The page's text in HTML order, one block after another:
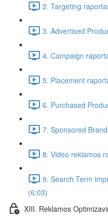
2. Targeting
3. Advertised
4. Campaign
5. Placement
6. Purchased
7. Sponsored
8. Video reklamos
9. Search Term
(6:03)
XIII. Reklamos